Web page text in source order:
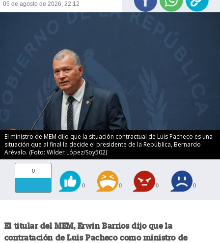
05 de agosto de 2026, 22:12
El ministro de MEM dijo que la situación contractual de Luis Pacheco es una
situación que al final la decide el presidente de la República, Bernardo
Arévalo. (Foto: Wilder López/Soy502)
0
0 0 0 0
El titular del MEM, Erwin Barrios dijo que la
contratación de Luis Pacheco como ministro de